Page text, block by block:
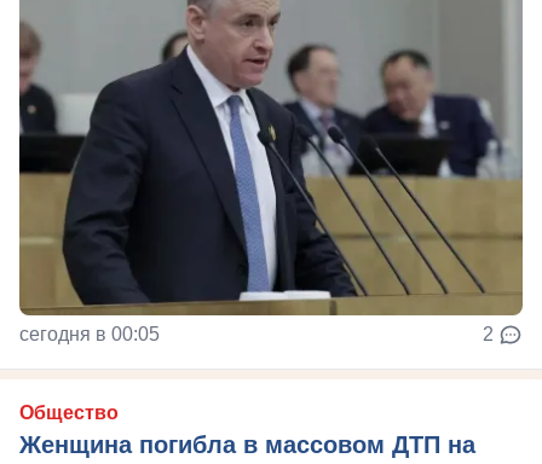
сегодня в 00:05 2
Общество
Женщина погибла в массовом ДТП на